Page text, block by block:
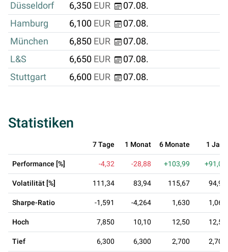
Düsseldorf
6,350 EUR
07.08.
Hamburg
6,100 EUR
07.08.
München
6,850 EUR
07.08.
L&S
6,650 EUR
07.08.
Stuttgart
6,600 EUR 07.08.
Statistiken
7 Tage 1 Monat 6 Monate 1 Jahr
Performance [%] -4,32 -28,88 +103,99 +91,09
Volatilität [%] 111,34 83,94 115,67 94,90
Sharpe-Ratio -1,591 -4,264 1,630 1,065
Hoch 7,850 10,10 12,50 12,50
Tief 6,300 6,300 2,700 2,700